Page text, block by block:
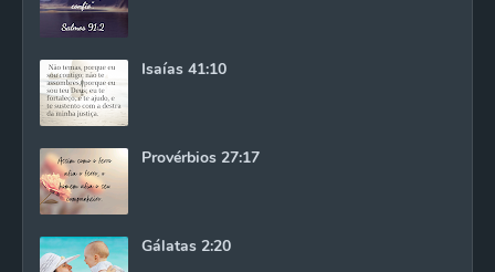
Isaías 41:10
Provérbios 27:17
Gálatas 2:20